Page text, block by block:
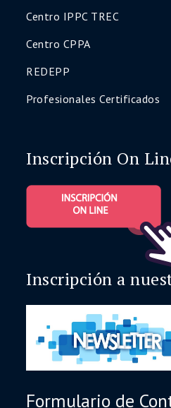
Centro IPPC TREC
Centro CPPA
REDEPP
Profesionales Certificados
Inscripción On
Inscripción a
Formulario de